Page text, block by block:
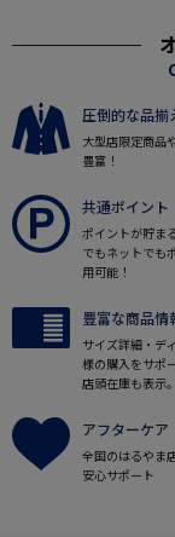
圧倒的な品揃
大型店限定商品
豊富！
共通ポイント
ポイントが貯ま
でもネットでも
用可能！
豊富な商品情
サイズ詳細・デ
様の購入をサポ
店頭在庫も表示。
アフターケア
全国のはるやま
安心サポート